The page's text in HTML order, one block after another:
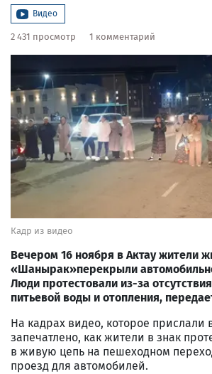
Видео
2 431 просмотр 1 комментарий
Кадр из видео
Вечером 16 ноября в Актау жители
«Шанырак»перекрыли
Люди протестовали из-за
питьевой воды и отопления,
На кадрах видео, которое прислали
запечатлено, как жители в знак
в живую цепь на пешеходном
проезд для автомобилей.